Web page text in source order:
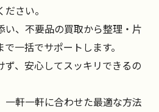
さい。
い、不要品の買取から整理・片
一括でサポートします。
、安心してスッキリできるの
一軒一軒に合わせた最適な方法